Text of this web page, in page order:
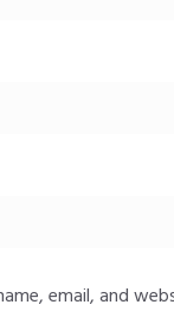
email, and